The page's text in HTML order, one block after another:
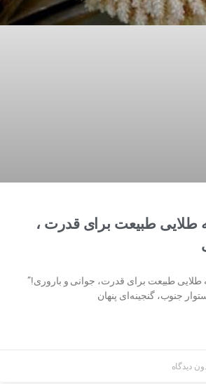
طلایی طبیعت برای قدرت ،
طلایی طبیعت برای قدرت، جوانی و باروری!”
جنوب، گنجینه‌ای پنهان
دیدگاه